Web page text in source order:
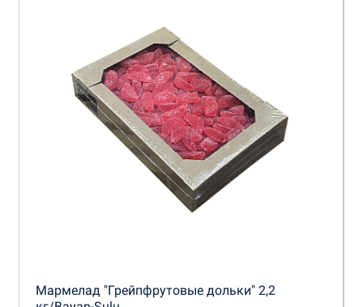
Мармелад "Грейпфрутовые дольки" 2,2